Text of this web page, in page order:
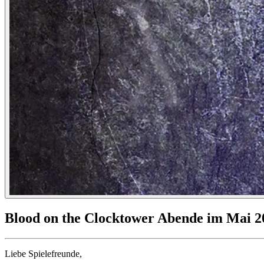
Blood on the Clocktower Abende im Mai
Liebe Spielefreunde,